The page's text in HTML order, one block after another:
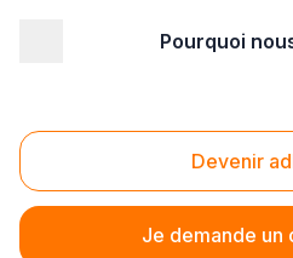
Pourquoi
Devenir
Je demande un
Vente de plafonnier